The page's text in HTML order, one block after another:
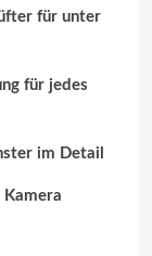
für unter
für jedes
im Detail